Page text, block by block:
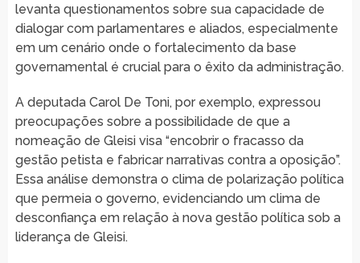
levanta questionamentos sobre sua capacidade de
dialogar com parlamentares e aliados, especialmente
em um cenário onde o fortalecimento da base
governamental é crucial para o êxito da administração.
A deputada Carol De Toni, por exemplo, expressou
preocupações sobre a possibilidade de que a
nomeação de Gleisi visa “encobrir o fracasso da
gestão petista e fabricar narrativas contra a oposição”.
Essa análise demonstra o clima de polarização política
que permeia o governo, evidenciando um clima de
desconfiança em relação à nova gestão política sob a
liderança de Gleisi.